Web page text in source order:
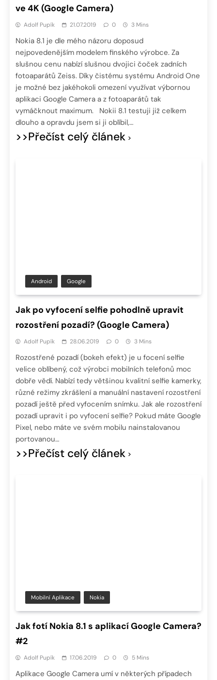
ve 4K (Google Camera)
Adolf Pupík 21.07.2019 0 3 Mins
Nokia 8.1 je dle mého názoru doposud
nejpovedenějším modelem finského výrobce. Za
slušnou cenu nabízí slušnou dvojici čoček zadních
fotoaparátů Zeiss. Díky čistému systému Android One
je možné bez jakéhokoli omezení využívat výbornou
aplikaci Google Camera a z fotoaparátů tak
vymáčknout maximum. Nokii 8.1 testuji již celkem
dlouho a opravdu jsem si ji oblíbil,…
>>Přečíst celý článek
Android Google
Jak po vyfocení selfie pohodlně upravit
rozostření pozadí? (Google Camera)
Adolf Pupík 28.06.2019 0 3 Mins
Rozostřené pozadí (bokeh efekt) je u focení selfie
velice oblíbený, což výrobci mobilních telefonů moc
dobře vědí. Nabízí tedy většinou kvalitní selfie kamerky,
různé režimy zkrášlení a manuální nastavení rozostření
pozadí ještě před vyfocením snímku. Jak ale rozostření
pozadí upravit i po vyfocení selfie? Pokud máte Google
Pixel, nebo máte ve svém mobilu nainstalovanou
portovanou…
>>Přečíst celý článek
Mobilní Aplikace Nokia
Jak fotí Nokia 8.1 s aplikací Google Camera?
#2
Adolf Pupík 17.06.2019 0 5 Mins
Aplikace Google Camera umí v některých případech